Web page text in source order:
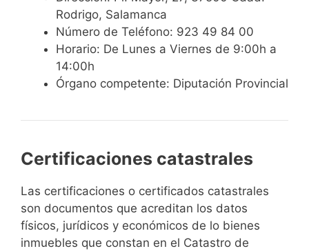
Rodrigo, Salamanca
Número de Teléfono: 923 49 84 00
Horario: De Lunes a Viernes de 9:00h a
14:00h
Órgano competente: Diputación Provincial
Certificaciones catastrales
Las certificaciones o certificados catastrales
son documentos que acreditan los datos
físicos, jurídicos y económicos de lo bienes
inmuebles que constan en el Catastro de